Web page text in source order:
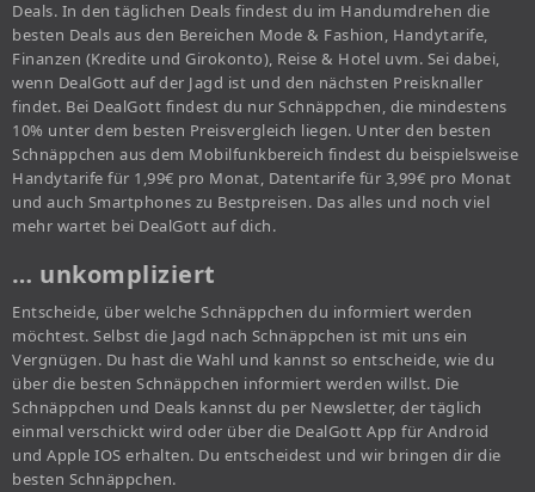
Deals. In den täglichen Deals findest du im Handumdrehen die
besten Deals aus den Bereichen Mode & Fashion, Handytarife,
Finanzen (Kredite und Girokonto), Reise & Hotel uvm. Sei dabei,
wenn DealGott auf der Jagd ist und den nächsten Preisknaller
findet. Bei DealGott findest du nur Schnäppchen, die mindestens
10% unter dem besten Preisvergleich liegen. Unter den besten
Schnäppchen aus dem Mobilfunkbereich findest du beispielsweise
Handytarife für 1,99€ pro Monat, Datentarife für 3,99€ pro Monat
und auch Smartphones zu Bestpreisen. Das alles und noch viel
mehr wartet bei DealGott auf dich.
… unkompliziert
Entscheide, über welche Schnäppchen du informiert werden
möchtest. Selbst die Jagd nach Schnäppchen ist mit uns ein
Vergnügen. Du hast die Wahl und kannst so entscheide, wie du
über die besten Schnäppchen informiert werden willst. Die
Schnäppchen und Deals kannst du per Newsletter, der täglich
einmal verschickt wird oder über die DealGott App für Android
und Apple IOS erhalten. Du entscheidest und wir bringen dir die
besten Schnäppchen.